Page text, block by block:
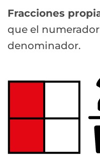
Fracciones
que el
denominador.